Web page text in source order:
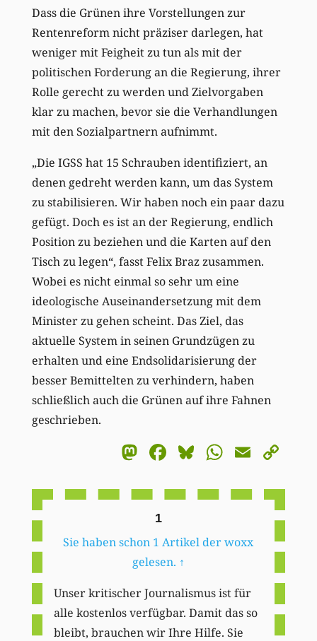
Dass die Grünen ihre Vorstellungen zur
Rentenreform nicht präziser darlegen, hat
weniger mit Feigheit zu tun als mit der
politischen Forderung an die Regierung, ihrer
Rolle gerecht zu werden und Zielvorgaben
klar zu machen, bevor sie die Verhandlungen
mit den Sozialpartnern aufnimmt.
„Die IGSS hat 15 Schrauben identifiziert, an
denen gedreht werden kann, um das System
zu stabilisieren. Wir haben noch ein paar dazu
gefügt. Doch es ist an der Regierung, endlich
Position zu beziehen und die Karten auf den
Tisch zu legen“, fasst Felix Braz zusammen.
Wobei es nicht einmal so sehr um eine
ideologische Auseinandersetzung mit dem
Minister zu gehen scheint. Das Ziel, das
aktuelle System in seinen Grundzügen zu
erhalten und eine Endsolidarisierung der
besser Bemittelten zu verhindern, haben
schließlich auch die Grünen auf ihre Fahnen
geschrieben.
Mastodon
Facebook
BlueskyEmail
1
Sie haben schon 1 Artikel der woxx
gelesen. ↑
Unser kritischer Journalismus ist für
alle kostenlos verfügbar. Damit das so
bleibt, brauchen wir Ihre Hilfe. Sie